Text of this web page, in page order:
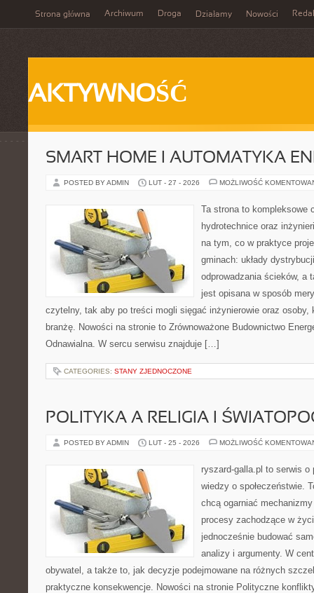
Strona główna Archiwum Droga Działamy Nowości
AKTYWNOŚĆ
SMART HOME I AUTOMATYKA
POSTED BY ADMIN LUT - 27 - 2026 MOŻLIWOŚĆ
Ta strona to kompleksowe
hydrotechnice oraz
na tym, co w praktyce
gminach: układy
odprowadzania ścieków, a
jest opisana w sposób
czytelny, tak aby po treści mogli sięgać inżynierowie oraz osoby,
branżę. Nowości na stronie to Zrównoważone Budownictwo
Odnawialna. W sercu serwisu znajduje […]
CATEGORIES: STANY ZJEDNOCZONE
POLITYKA A RELIGIA I
POSTED BY ADMIN LUT - 25 - 2026 MOŻLIWOŚĆ
ryszard-galla.pl to serwis
wiedzy o społeczeństwie.
chcą ogarniać
procesy zachodzące w
jednocześnie budować
analizy i argumenty. W
obywatel, a także to, jak decyzje podejmowane na różnych
praktyczne konsekwencje. Nowości na stronie Polityczne